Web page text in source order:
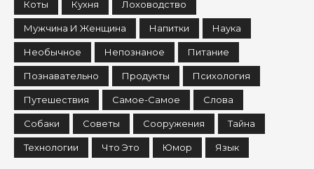
Коты Кухня Лоховодство
Мужчина И Женщина Напитки Наука
Необычное Непознаное Питание
Познавательно Продукты Психология
Путешествия Самое-Самое Слова
Собаки Советы Сооружения Тайна
Технологии Что Это Юмор Язык